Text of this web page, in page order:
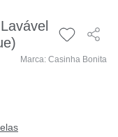
Marca: Casinha Bonita